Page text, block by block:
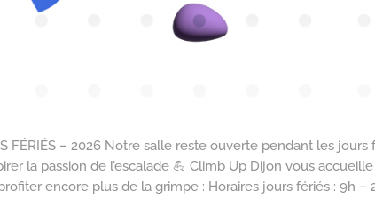
FÉRIÉS – 2026 Notre salle reste ouverte pendant les
la passion de l’escalade 💪 Climb Up Dijon vous
encore plus de la grimpe : Horaires jours fériés : 9h –